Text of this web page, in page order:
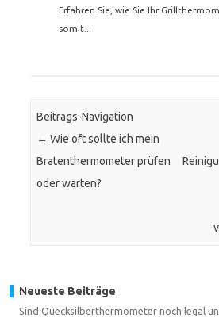
Erfahren Sie, wie Sie Ihr
somit...
Beitrags-Navigation
← Wie oft sollte ich mein
Bratenthermometer prüfen
oder warten?
Neueste Beiträge
Sind Quecksilberthermometer noch legal